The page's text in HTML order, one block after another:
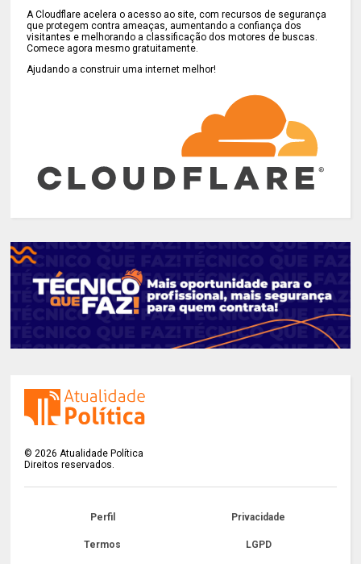
A Cloudflare acelera o acesso ao site, com recursos de segurança
que protegem contra ameaças, aumentando a confiança dos
visitantes e melhorando a classificação dos motores de buscas.
Comece agora mesmo gratuitamente.
Ajudando a construir uma internet melhor!
©2026 Atualidade Política
Direitos reservados.
Perfil Privacidade
Termos LGPD